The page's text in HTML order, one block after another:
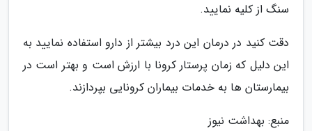
سنگ از کلیه نمایید.
دقت کنید در درمان این درد بیشتر از دارو استفاده نمایید به
این دلیل که زمان پرستار کرونا با ارزش است و بهتر است در
بیمارستان ها به خدمات بیماران کرونایی بپردازند.
منبع: بهداشت نیوز